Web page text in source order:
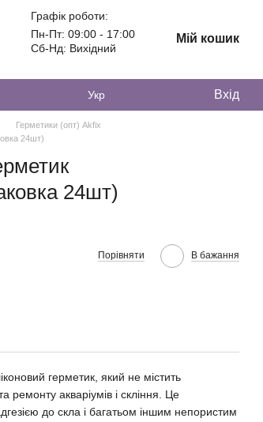
Графік роботи:
Пн-Пт: 09:00 - 17:00
Сб-Нд: Вихідний
Мій кошик
Укр Вхід
Герметики (опт) Akfix
24шт)
24шт)
Порівняти В бажання
герметик, який не містить
ремонту акваріумів і скління. Це
до скла і багатьом іншим непористим